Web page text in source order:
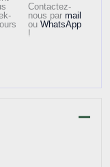
Contactez-
nous par mail
ou WhatsApp
!